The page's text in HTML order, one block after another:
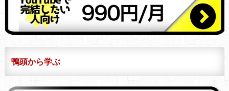
鴨頭から学ぶ